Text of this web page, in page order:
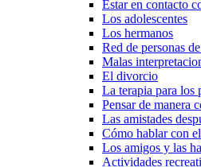
Estar en contacto
Los adolescentes
Los hermanos
Red de personas
Malas
El divorcio
La terapia para los
Pensar de manera
Las amistades
Cómo hablar con
Los amigos y las
Actividades